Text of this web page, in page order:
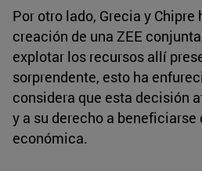
Por otro lado, Grecia y Chipre
creación de una ZEE
explotar los recursos allí
sorprendente, esto ha
considera que esta decisión
y a su derecho a
económica.